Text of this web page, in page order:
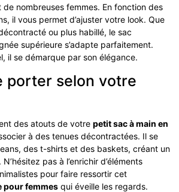
de nombreuses femmes. En fonction des
il vous permet d’ajuster votre look. Que
ou plus habillé, le sac
supérieure s’adapte parfaitement.
il se démarque par son élégance.
porter selon votre
des atouts de votre petit sac à main en
à des tenues décontractées. Il se
des t-shirts et des baskets, créant un
pas à l’enrichir d’éléments
pour faire ressortir cet
pour femmes qui éveille les regards.